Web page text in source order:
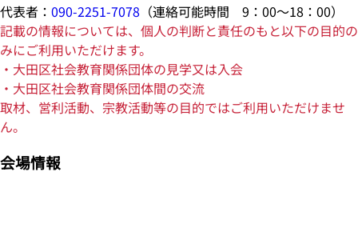
代表者： 090-2251-7078 （連絡可能時間 9：00～18：00）
記載の情報については、個人の判断と責任のもと以下の目的の
みにご利用いただけます。
・大田区社会教育関係団体の見学又は入会
・大田区社会教育関係団体間の交流
取材、営利活動、宗教活動等の目的ではご利用いただけませ
ん。
会場情報